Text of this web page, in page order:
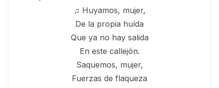
♫ Huyamos, mujer,
De la propia huída
Que ya no hay salida
En este callejón.
Saquemos, mujer,
Fuerzas de flaqueza